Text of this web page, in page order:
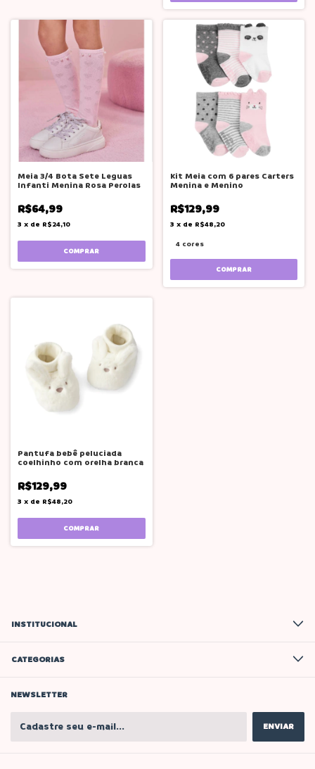
Meia 3/4 Bota Sete Leguas
Infanti Menina Rosa Perolas
R$64,99
3 x de R$24,10
COMPRAR
Kit Meia com 6 pares Carters
Menina e Menino
R$129,99
3 x de R$48,20
4 cores
COMPRAR
Pantufa bebê peluciada
coelhinho com orelha branca
R$129,99
3 x de R$48,20
COMPRAR
INSTITUCIONAL
CATEGORIAS
NEWSLETTER